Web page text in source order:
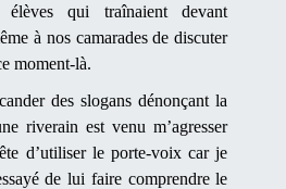
élèves qui traînaient devant
à nos camarades de discuter
moment-là.
des slogans dénonçant la
riverain est venu m’agresser
d’utiliser le porte-voix car je
de lui faire comprendre le